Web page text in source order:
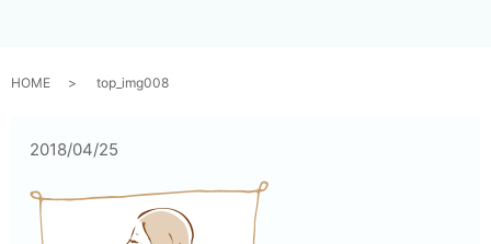
HOME top_img008
2018/04/25